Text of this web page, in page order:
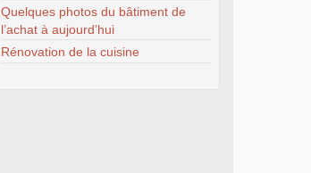
Quelques photos du bâtiment de
l’achat à aujourd’hui
Rénovation de la cuisine